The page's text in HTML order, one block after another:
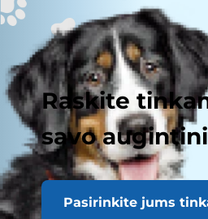
Raskite
savo
Pasirinkite jums